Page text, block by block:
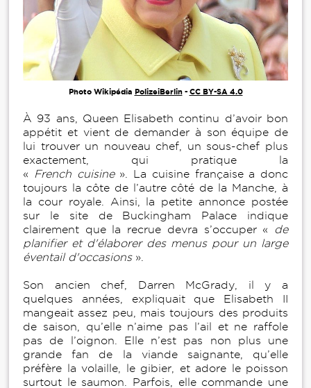
Photo Wikipédia PolizeiBerlin- CC BY-SA 4.0
À 93 ans, Queen Elisabeth continu d’avoir bon
appétit et vient de demander à son équipe de
lui trouver un nouveau chef, un sous-chef plus
exactement, qui pratique la
«
French cuisine». La cuisine française a donc
toujours la côte de l’autre côté de la Manche, à
la cour royale. Ainsi, la petite annonce postée
sur le site de Buckingham Palace indique
clairement que la recrue devra s’occuper « de
planifier et d'élaborer des menus pour un large
éventail d'occasions».
Son ancien chef, Darren McGrady, il y a
quelques années, expliquait que Elisabeth II
mangeait assez peu, mais toujours des produits
de saison, qu’elle n’aime pas l’ail et ne raffole
pas de l’oignon. Elle n’est pas non plus une
grande fan de la viande saignante, qu’elle
préfère la volaille, le gibier, et adore le poisson
surtout le saumon. Parfois, elle commande une